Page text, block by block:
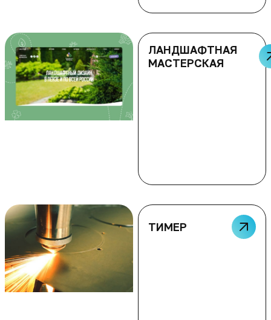
ЛАНДШАФТНАЯ
МАСТЕРСКАЯ
ТИМЕР